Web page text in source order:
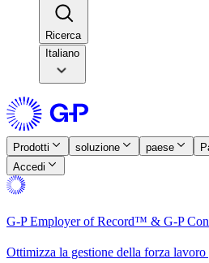
Ricerca​​
Italiano
Prodotti​​ soluzione​​ paese​​
Accedi​​
G-P Employer of Record™ & G-P
Ottimizza la gestione della forza lavoro